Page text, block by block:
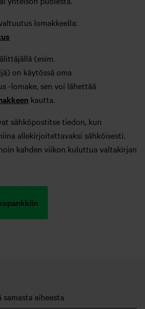
lomakkeella:
(esim.
on käytössä oma
-lomake, sen voi lähettää
kautta.
sähköpostitse tiedon, kun
allekirjoitettavaksi sähköisesti.
kahden viikon kuluttua valtakirjan
aiheesta